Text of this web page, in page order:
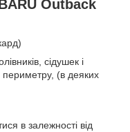
Outback
сідушек і
периметру, (в деяких
в залежності від